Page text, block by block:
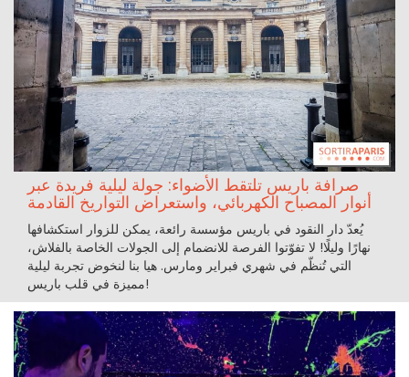
صرافة باريس تلتقط الأضواء: جولة ليلية فريدة عبر
أنوار المصباح الكهربائي، واستعراض التواريخ القادمة
يُعدّ دار النقود في باريس مؤسسة رائعة، يمكن للزوار استكشافها
نهارًا وليلًا! لا تفوّتوا الفرصة للانضمام إلى الجولات الخاصة بالفلاش،
التي تُنظّم في شهري فبراير ومارس. هيا بنا لنخوض تجربة ليلية
مميزة في قلب باريس!